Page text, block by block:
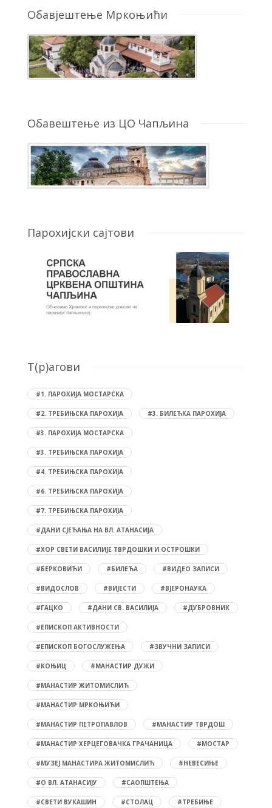
Обавјештење Мркоњићи
Обавештење из ЦО Чапљина
Парохијски сајтови
T(р)агови
#1. ПАРОХИЈА МОСТАРСКА
#2. ТРЕБИЊСКА ПАРОХИЈА #3. БИЛЕЋКА ПАРОХИЈА
#3. ПАРОХИЈА МОСТАРСКА
#3. ТРЕБИЊСКА ПАРОХИЈА
#4. ТРЕБИЊСКА ПАРОХИЈА
#6. ТРЕБИЊСКА ПАРОХИЈА
#7. ТРЕБИЊСКА ПАРОХИЈА
#ДАНИ СЈЕЋАЊА НА ВЛ. АТАНАСИЈА
#ХОР СВЕТИ ВАСИЛИЈЕ ТВРДОШКИ И ОСТРОШКИ
#БЕРКОВИЋИ #БИЛЕЋА #ВИДЕО ЗАПИСИ
#ВИДОСЛОВ #ВИЈЕСТИ #ВЈЕРОНАУКА
#ГАЦКО #ДАНИ СВ. ВАСИЛИЈА #ДУБРОВНИК
#ЕПИСКОП АКТИВНОСТИ
#ЕПИСКОП БОГОСЛУЖЕЊА #ЗВУЧНИ ЗАПИСИ
#КОЊИЦ #МАНАСТИР ДУЖИ
#МАНАСТИР ЖИТОМИСЛИЋ
#МАНАСТИР МРКОЊИЋИ
#МАНАСТИР ПЕТРОПАВЛОВ #МАНАСТИР ТВРДОШ
#МАНАСТИР ХЕРЦЕГОВАЧКА ГРАЧАНИЦА #МОСТАР
#МУЗЕЈ МАНАСТИРА ЖИТОМИСЛИЋ #НЕВЕСИЊЕ
#О ВЛ. АТАНАСИЈУ #САОПШТЕЊА
#СВЕТИ ВУКАШИН #СТОЛАЦ #ТРЕБИЊЕ